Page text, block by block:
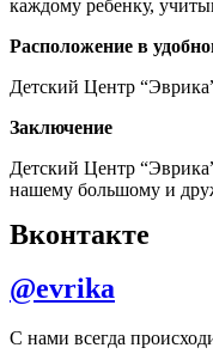
каждому ребенку,
Расположение в
Детский Центр
Заключение
Детский Центр
нашему большому и
Вконтакте
@evrika
С нами всегда